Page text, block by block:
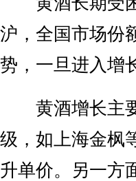
沪，全国市场份
势，一旦进入增
黄酒增长主要
级，如上海金枫
升单价。另一方